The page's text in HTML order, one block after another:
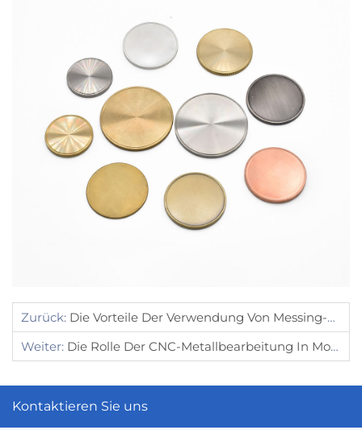
Zurück: Die Vorteile Der Verwendung Von Messing-CNC-Bearbeitung Für Die Produktion Kleiner Teile
Weiter: Die Rolle Der CNC-Metallbearbeitung In Modernen Fertigungspraktiken
Kontaktieren Sie uns